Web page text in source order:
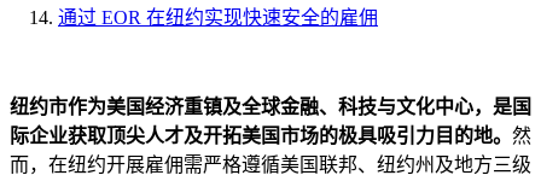
通过 EOR 在纽约实现快速安全的雇佣
纽约市作为美国经济重镇及全球金融、科技与文化中心，是国
际企业获取顶尖人才及开拓美国市场的极具吸引力目的地。 然
而，在纽约开展雇佣需严格遵循美国联邦、纽约州及地方三级